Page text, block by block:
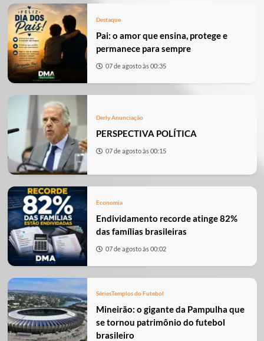
Destaque
Pai: o amor que ensina, protege e
permanece para sempre
07 de agosto às 00:35
Derly Anunciação
PERSPECTIVA POLÍTICA
07 de agosto às 00:15
Economia
Endividamento recorde atinge 82%
das famílias brasileiras
07 de agosto às 00:02
SériesTemplos do Futebol
Mineirão: o gigante da Pampulha que
se tornou patrimônio do futebol
brasileiro